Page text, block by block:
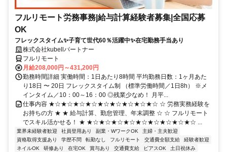
フルリモート労務事務|給与計算経験者募集|全国応募
OK
フレックスタイム✨子育て世代60％活躍中✨在宅勤務手当あり
株式会社kubellパートナー
フルリモート
月給208,000円～431,200円
勤務時間詳細 実働時間：1日あたり8時間 平均勤務日数：1ヶ月あた
り18日 〜 20日 フレックスタイム制 （標準労働時間／1日8h） ※メ
インタイム／10：00～16：00 ◎残業少なめ！ 月平...
仕事内容 ★☆★☆★☆★☆★☆★☆★☆★☆★☆ ☆ 労務実務経験を
お持ちの方 ★ ★ 給与計算、勤怠管理、年末調整 ☆ ☆ フルリモート
でスキル活かせる！ ★ ★☆★☆★☆★☆★☆★☆★☆★☆★☆ ...
業界未経験者歓迎 社員登用あり 副業・WワークOK
主婦・主夫歓迎
資格取得支援あり
学歴不問 転勤なし フルリモート 交通費全額支給
経験者歓迎
ネイルOK
研修あり 在宅OK 賞与あり 交通費支給 ピアスOK
土日祝休み